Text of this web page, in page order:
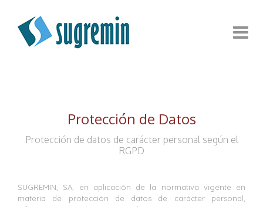
Protección de Datos
Protección de datos de carácter personal según el
RGPD
SUGREMIN, SA, en aplicación de la normativa vigente en
materia de protección de datos de carácter personal,